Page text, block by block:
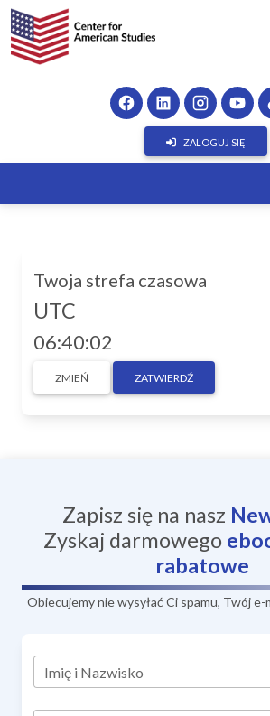
ZALOGUJ SIĘ
Twoja strefa czasowa
UTC
06:40:02
ZMIEŃ ZATWIERDŹ
Zapisz się na nasz
Zyskaj darmowego
rabatowe
Obiecujemy nie wysyłać Ci spamu, Twój e-
Imię i Nazwisko